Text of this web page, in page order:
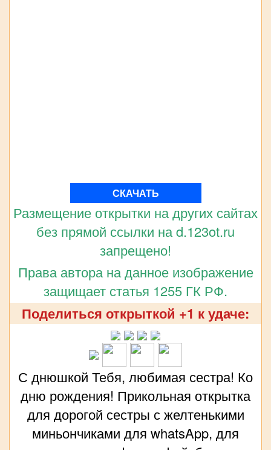
СКАЧАТЬ
Размещение открытки на других сайтах
без прямой ссылки на d.123ot.ru
запрещено!
Права автора на данное изображение
защищает статья 1255 ГК РФ.
Поделиться открыткой +1 к удаче:
С днюшкой Тебя, любимая сестра! Ко
дню рождения! Прикольная открытка
для дорогой сестры с желтенькими
миньончиками для whatsApp, для